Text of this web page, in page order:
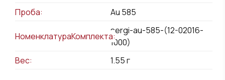
Проба:
Au 585
НоменклатураКомплекта:
sergi-au-585-(12-02016-
1000)
Вес:
1.55г